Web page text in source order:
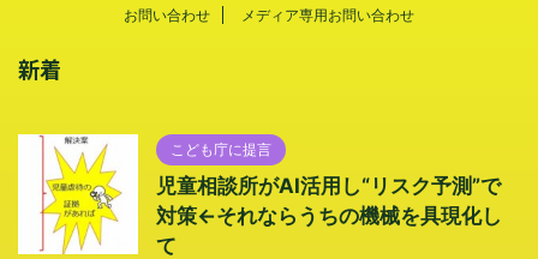
お問い合わせ
メディア専用お問い合わせ
新着
こども庁に提言
児童相談所がAI活用し“リスク予測”で
対策←それならうちの機械を具現化し
て